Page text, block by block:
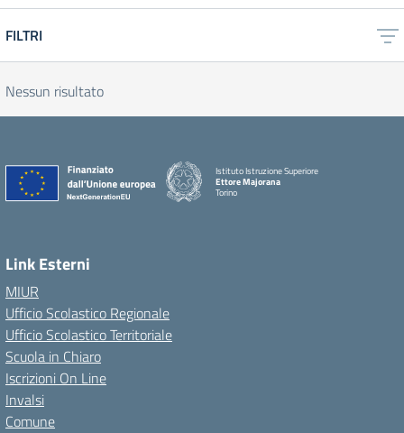
FILTRI
Nessun risultato
Istituto Istruzione Superiore
Ettore Majorana
Torino
Link Esterni
MIUR
Ufficio Scolastico Regionale
Ufficio Scolastico Territoriale
Scuola in Chiaro
Iscrizioni On Line
Invalsi
Comune